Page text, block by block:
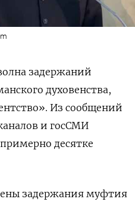
задержаний
духовенства,
Из сообщений
и госСМИ
десятке
задержания муфтия